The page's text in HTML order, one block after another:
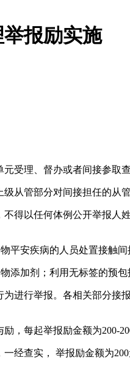
报励实施
理、督办或者间接参取查
管部分对间接担任的从
以任何体例公开举报人
安疾病的人员处置接触间
加剂；利用无标签的预包
行举报。各相关部分接
每起举报励金额为200-
查实， 举报励金额为200